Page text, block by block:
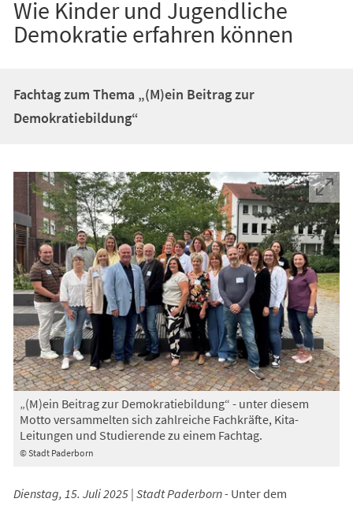
Wie Kinder und Jugendliche
Demokratie erfahren können
Fachtag zum Thema „(M)ein Beitrag zur
Demokratiebildung“
© Stadt Paderborn
„(M)ein Beitrag zur Demokratiebildung“ - unter diesem
Motto versammelten sich zahlreiche Fachkräfte, Kita-
Leitungen und Studierende zu einem Fachtag.
Dienstag, 15. Juli 2025 | Stadt Paderborn - Unter dem